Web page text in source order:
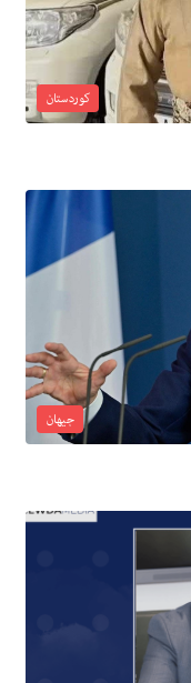
کوردستان
جیهان